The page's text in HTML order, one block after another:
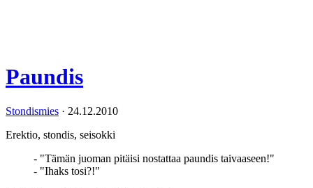
Paundis
Stondismies · 24.12.2010
Erektio, stondis, seisokki
- "Tämän juoman pitäisi nostattaa paundis taivaaseen!"
- "Ihaks tosi?!"